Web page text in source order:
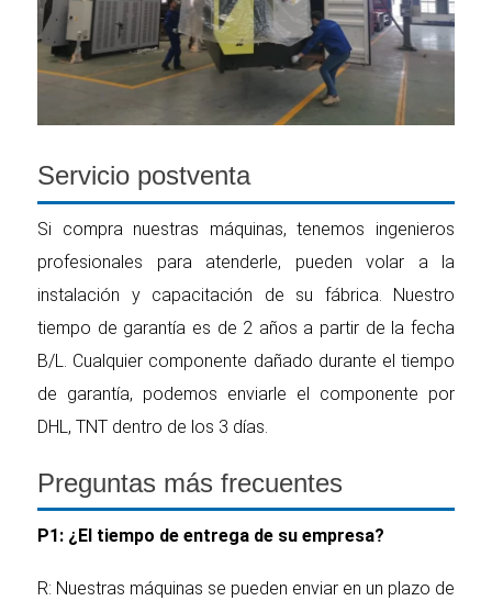
Servicio postventa
Si compra nuestras máquinas, tenemos ingenieros
profesionales para atenderle, pueden volar a la
instalación y capacitación de su fábrica. Nuestro
tiempo de garantía es de 2 años a partir de la fecha
B/L. Cualquier componente dañado durante el tiempo
de garantía, podemos enviarle el componente por
DHL, TNT dentro de los 3 días.
Preguntas más frecuentes
P1: ¿El tiempo de entrega de su empresa?
R: Nuestras máquinas se pueden enviar en un plazo de